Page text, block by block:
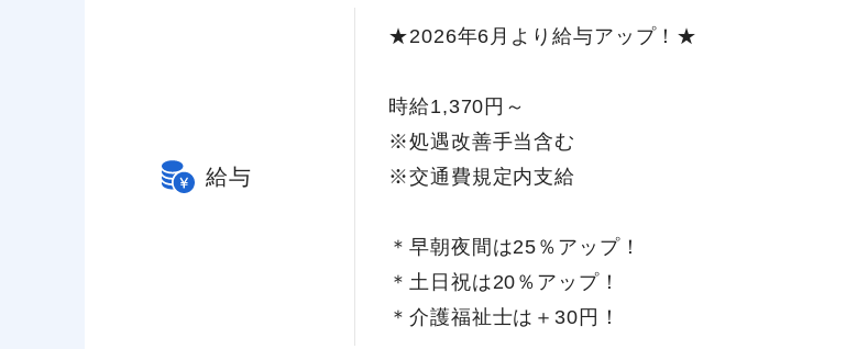
給与
★2026年6月より給与アップ！★
時給1,370円～
※処遇改善手当含む
※交通費規定内支給
＊早朝夜間は25％アップ！
＊土日祝は20％アップ！
＊介護福祉士は＋30円！